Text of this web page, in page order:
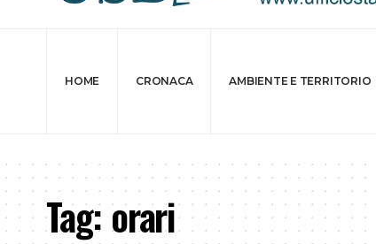
HOME CRONACA AMBIENTE E TERRITORIO
Tag:orari